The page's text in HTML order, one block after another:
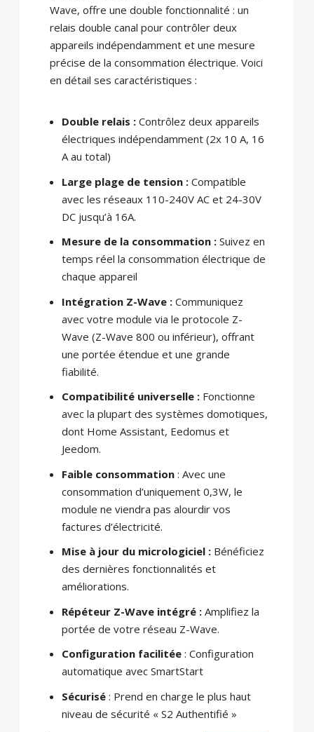
Wave, offre une double fonctionnalité : un
relais double canal pour contrôler deux
appareils indépendamment et une mesure
précise de la consommation électrique. Voici
en détail ses caractéristiques :
Double relais :Contrôlez deux appareils
électriques indépendamment (2x 10 A, 16
A au total)
Large plage de tension :Compatible
avec les réseaux 110-240V AC et 24-30V
DC jusqu’à 16A.
Mesure de la consommation :Suivez en
temps réel la consommation électrique de
chaque appareil
Intégration Z-Wave :Communiquez
avec votre module via le protocole Z-
Wave (Z-Wave 800 ou inférieur), offrant
une portée étendue et une grande
fiabilité.
Compatibilité universelle :Fonctionne
avec la plupart des systèmes domotiques,
dont Home Assistant, Eedomus et
Jeedom.
Faible consommation: Avec une
consommation d’uniquement 0,3W, le
module ne viendra pas alourdir vos
factures d’électricité.
Mise à jour du micrologiciel :Bénéficiez
des dernières fonctionnalités et
améliorations.
Répéteur Z-Wave intégré :Amplifiez la
portée de votre réseau Z-Wave.
Configuration facilitée: Configuration
automatique avec SmartStart
Sécurisé: Prend en charge le plus haut
niveau de sécurité « S2 Authentifié »